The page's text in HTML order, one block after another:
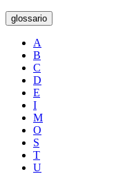
glossario
A
B
C
D
E
I
M
O
S
T
U